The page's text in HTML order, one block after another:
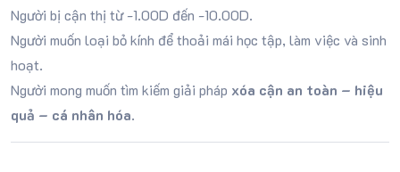
Người bị cận thị từ -1.00D đến -10.00D.
Người muốn loại bỏ kính để thoải mái học tập, làm việc và sinh
hoạt.
Người mong muốn tìm kiếm giải pháp xóa cận an toàn – hiệu
quả – cá nhân hóa.